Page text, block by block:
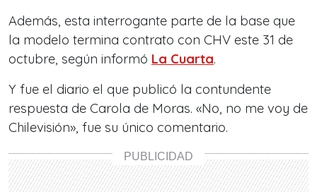
Además, esta interrogante parte de la base que
la modelo termina contrato con CHV este 31 de
octubre, según informó La Cuarta.
Y fue el diario el que publicó la contundente
respuesta de Carola de Moras. «No, no me voy de
Chilevisión», fue su único comentario.